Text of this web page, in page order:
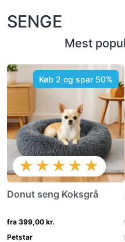
SENGE
Mest
Køb 2 og spar 50%
★★★★★
Donut seng Koksgrå
fra 399,00 kr.
Petstar